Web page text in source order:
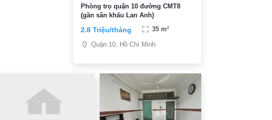
Phòng trọ quận 10 đường CMT8
(gần sân khấu Lan Anh)
2.8 Triệu/tháng 35 m²
Quận 10, Hồ Chí Minh